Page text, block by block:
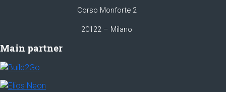
Corso Monforte 2
20122 – Milano
Main partner